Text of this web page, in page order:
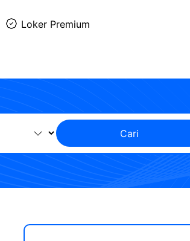
Loker Premium
Cari